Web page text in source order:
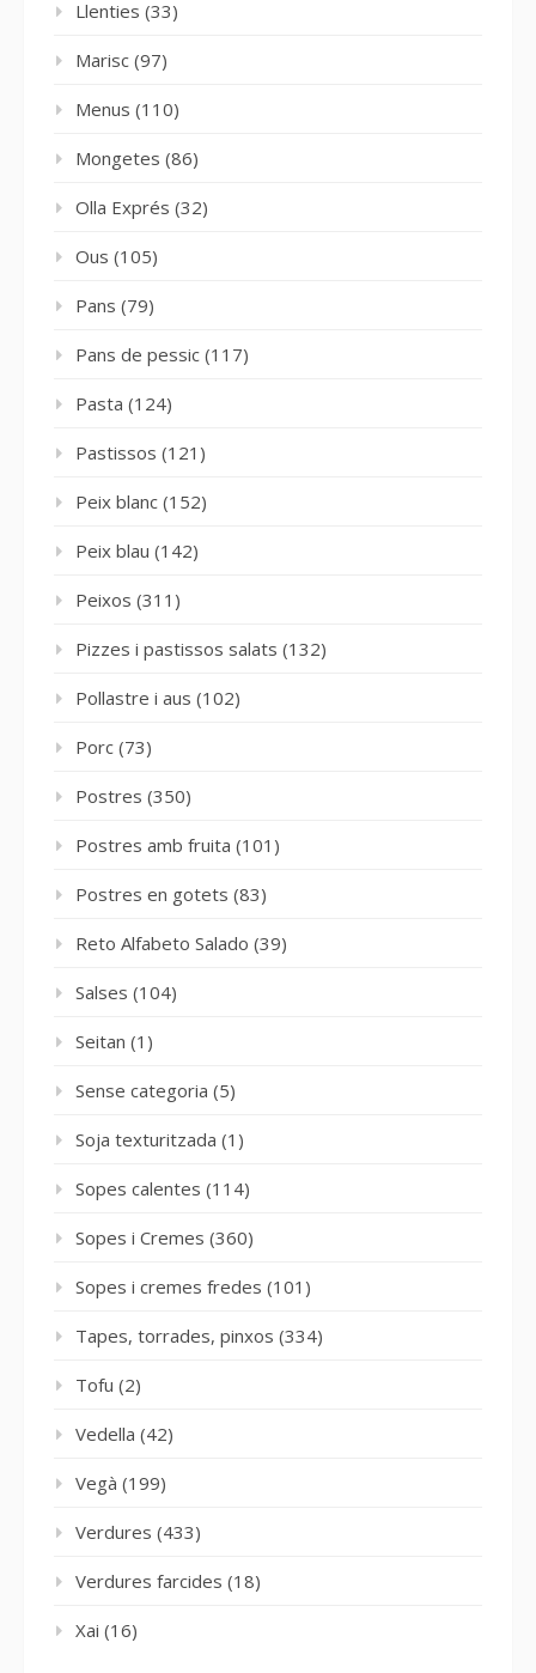
Llenties (33)
Marisc (97)
Menus (110)
Mongetes (86)
Olla Exprés (32)
Ous (105)
Pans (79)
Pans de pessic (117)
Pasta (124)
Pastissos (121)
Peix blanc (152)
Peix blau (142)
Peixos (311)
Pizzes i pastissos salats (132)
Pollastre i aus (102)
Porc (73)
Postres (350)
Postres amb fruita (101)
Postres en gotets (83)
Reto Alfabeto Salado (39)
Salses (104)
Seitan (1)
Sense categoria (5)
Soja texturitzada (1)
Sopes calentes (114)
Sopes i Cremes (360)
Sopes i cremes fredes (101)
Tapes, torrades, pinxos (334)
Tofu (2)
Vedella (42)
Vegà (199)
Verdures (433)
Verdures farcides (18)
Xai (16)